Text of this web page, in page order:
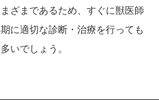
ざまであるため、すぐに獣医師
に適切な診断・治療を行っても
いでしょう。